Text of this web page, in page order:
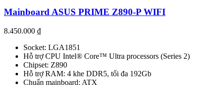
Mainboard ASUS PRIME Z890-P WIFI
8.450.000 ₫
Socket: LGA1851
Hỗ trợ CPU Intel® Core™ Ultra processors (Series 2)
Chipset: Z890
Hỗ trợ RAM: 4 khe DDR5, tối đa 192Gb
Chuẩn mainboard: ATX